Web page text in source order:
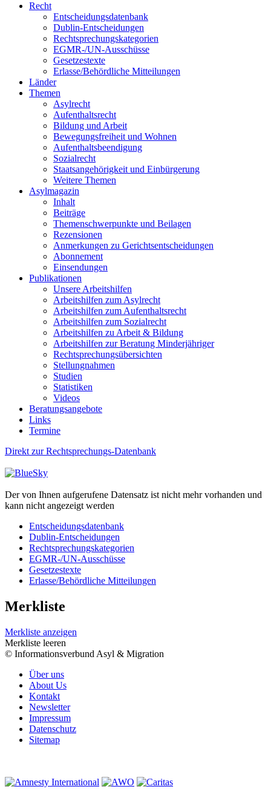
Recht
Entscheidungsdatenbank
Dublin-Entscheidungen
Rechtsprechungskategorien
EGMR-/UN-Ausschüsse
Gesetzestexte
Erlasse/Behördliche Mitteilungen
Länder
Themen
Asylrecht
Aufenthaltsrecht
Bildung und Arbeit
Bewegungsfreiheit und Wohnen
Aufenthaltsbeendigung
Sozialrecht
Staatsangehörigkeit und Einbürgerung
Weitere Themen
Asylmagazin
Inhalt
Beiträge
Themenschwerpunkte und Beilagen
Rezensionen
Anmerkungen zu Gerichtsentscheidungen
Abonnement
Einsendungen
Publikationen
Unsere Arbeitshilfen
Arbeitshilfen zum Asylrecht
Arbeitshilfen zum Aufenthaltsrecht
Arbeitshilfen zum Sozialrecht
Arbeitshilfen zu Arbeit & Bildung
Arbeitshilfen zur Beratung Minderjähriger
Rechtsprechungsübersichten
Stellungnahmen
Studien
Statistiken
Videos
Beratungsangebote
Links
Termine
Direkt zur Rechtsprechungs-Datenbank
Der von Ihnen aufgerufene Datensatz ist nicht mehr vorhanden und
kann nicht angezeigt werden
Entscheidungsdatenbank
Dublin-Entscheidungen
Rechtsprechungskategorien
EGMR-/UN-Ausschüsse
Gesetzestexte
Erlasse/Behördliche Mitteilungen
Merkliste
Merkliste anzeigen
Merkliste leeren
© Informationsverbund Asyl & Migration
Über uns
About Us
Kontakt
Newsletter
Impressum
Datenschutz
Sitemap